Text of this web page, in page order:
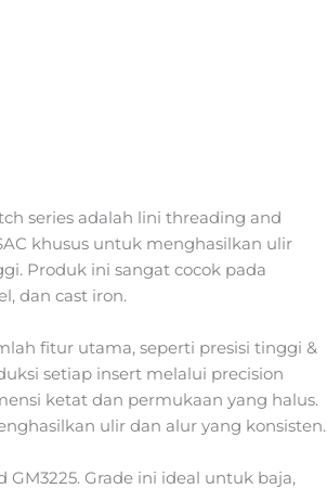
series adalah lini threading and
khusus untuk menghasilkan ulir
Produk ini sangat cocok pada
dan cast iron.
fitur utama, seperti presisi tinggi &
setiap insert melalui precision
ketat dan permukaan yang halus.
ulir dan alur yang konsisten.
GM3225. Grade ini ideal untuk baja,